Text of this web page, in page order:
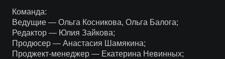
Команда:
Ведущие — Ольга Косникова, Ольга Балога;
Редактор — Юлия Зайкова;
Продюсер — Анастасия Шамякина;
Проджект-менеджер — Екатерина Невинных;